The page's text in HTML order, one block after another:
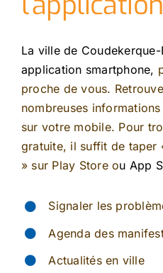
La ville de Coudekerque-
application smartphone,
proche de vous.
nombreuses
sur votre mobile. Pour
gratuite, il suffit de taper
» sur Play Store ou App
Signaler les
Agenda des
Actualités en ville